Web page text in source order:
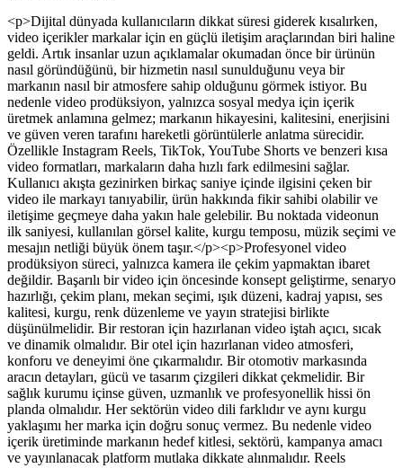
<p>Dijital dünyada kullanıcıların dikkat süresi giderek kısalırken,
video içerikler markalar için en güçlü iletişim araçlarından biri haline
geldi. Artık insanlar uzun açıklamalar okumadan önce bir ürünün
nasıl göründüğünü, bir hizmetin nasıl sunulduğunu veya bir
markanın nasıl bir atmosfere sahip olduğunu görmek istiyor. Bu
nedenle video prodüksiyon, yalnızca sosyal medya için içerik
üretmek anlamına gelmez; markanın hikayesini, kalitesini, enerjisini
ve güven veren tarafını hareketli görüntülerle anlatma sürecidir.
Özellikle Instagram Reels, TikTok, YouTube Shorts ve benzeri kısa
video formatları, markaların daha hızlı fark edilmesini sağlar.
Kullanıcı akışta gezinirken birkaç saniye içinde ilgisini çeken bir
video ile markayı tanıyabilir, ürün hakkında fikir sahibi olabilir ve
iletişime geçmeye daha yakın hale gelebilir. Bu noktada videonun
ilk saniyesi, kullanılan görsel kalite, kurgu temposu, müzik seçimi ve
mesajın netliği büyük önem taşır.</p><p>Profesyonel video
prodüksiyon süreci, yalnızca kamera ile çekim yapmaktan ibaret
değildir. Başarılı bir video için öncesinde konsept geliştirme, senaryo
hazırlığı, çekim planı, mekan seçimi, ışık düzeni, kadraj yapısı, ses
kalitesi, kurgu, renk düzenleme ve yayın stratejisi birlikte
düşünülmelidir. Bir restoran için hazırlanan video iştah açıcı, sıcak
ve dinamik olmalıdır. Bir otel için hazırlanan video atmosferi,
konforu ve deneyimi öne çıkarmalıdır. Bir otomotiv markasında
aracın detayları, gücü ve tasarım çizgileri dikkat çekmelidir. Bir
sağlık kurumu içinse güven, uzmanlık ve profesyonellik hissi ön
planda olmalıdır. Her sektörün video dili farklıdır ve aynı kurgu
yaklaşımı her marka için doğru sonuç vermez. Bu nedenle video
içerik üretiminde markanın hedef kitlesi, sektörü, kampanya amacı
ve yayınlanacak platform mutlaka dikkate alınmalıdır. Reels